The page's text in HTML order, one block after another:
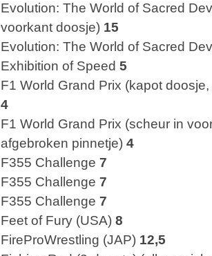
Evolution: The World of Sacred
voorkant doosje) 15
Evolution: The World of Sacred
Exhibition of Speed 5
F1 World Grand Prix (kapot
4
F1 World Grand Prix (scheur in
afgebroken pinnetje) 4
F355 Challenge 7
F355 Challenge 7
F355 Challenge 7
Feet of Fury (USA) 8
FireProWrestling (JAP) 12,5